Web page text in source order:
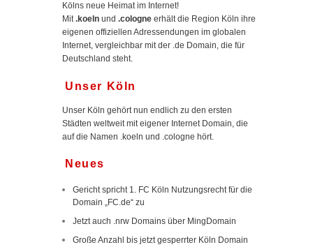
Kölns neue Heimat im Internet!
Mit.koeln und .cologne erhält die Region Köln ihre
eigenen offiziellen Adressendungen im globalen
Internet, vergleichbar mit der .de Domain, die für
Deutschland steht.
Unser Köln
Unser Köln gehört nun endlich zu den ersten
Städten weltweit mit eigener Internet Domain, die
auf die Namen .koeln und .cologne hört.
Neues
Gericht spricht 1. FC Köln Nutzungsrecht für die
Domain „FC.de“ zu
Jetzt auch .nrw Domains über MingDomain
Große Anzahl bis jetzt gesperrter Köln Domain